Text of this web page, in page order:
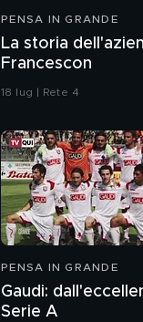
PENSA IN GRANDE
La storia
Francescon
18 lug | Rete 4
PENSA IN GRANDE
Gaudi:
Serie A